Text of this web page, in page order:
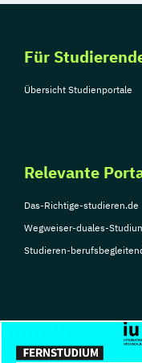
Für
Übersicht Studienportale
Relevante
Das-Richtige-studieren.de
Wegweiser-duales-
Studieren-
© Copyright 2026, TarGroup